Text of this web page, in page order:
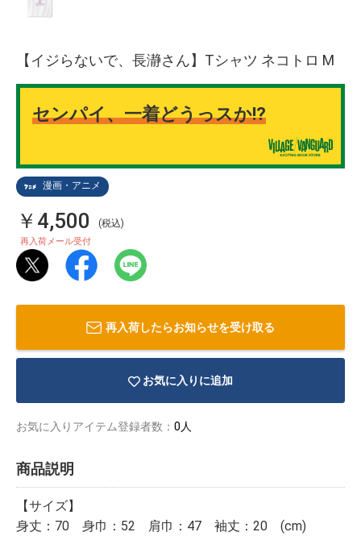
漫画・アニメ
【イジらないで、長瀞さん】Tシャツ ネコトロ M
センパイ、一着どうっスか!?
￥4,500 (税込)
再入荷メール受付
再入荷したらお知らせを受け取る
お気に入りに追加
お気に入りアイテム登録者数： 0人
商品説明
【サイズ】
身丈：70 身巾：52 肩巾：47 袖丈：20 (cm)
イラストレ
ーター
ッズ